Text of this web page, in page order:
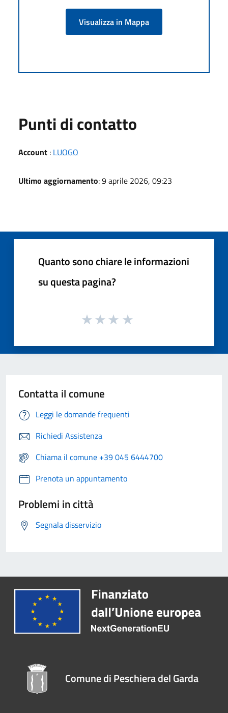
Visualizza in Mappa
Punti di contatto
Account : LUOGO
Ultimo aggiornamento: 9 aprile 2026, 09:23
Quanto sono chiare le informazioni
su questa pagina?
Contatta il comune
Leggi le domande frequenti
Richiedi Assistenza
Chiama il comune +39 045 6444700
Prenota un appuntamento
Problemi in città
Segnala disservizio
Comune di Peschiera del Garda